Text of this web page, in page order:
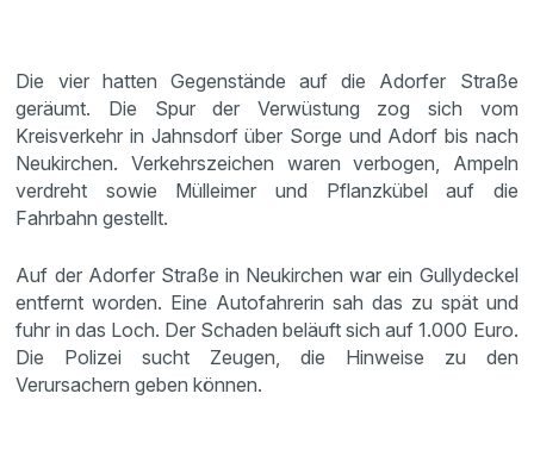
Die vier hatten Gegenstände auf die Adorfer Straße
geräumt. Die Spur der Verwüstung zog sich vom
Kreisverkehr in Jahnsdorf über Sorge und Adorf bis nach
Neukirchen. Verkehrszeichen waren verbogen, Ampeln
verdreht sowie Mülleimer und Pflanzkübel auf die
Fahrbahn gestellt.
Auf der Adorfer Straße in Neukirchen war ein Gullydeckel
entfernt worden. Eine Autofahrerin sah das zu spät und
fuhr in das Loch. Der Schaden beläuft sich auf 1.000 Euro.
Die Polizei sucht Zeugen, die Hinweise zu den
Verursachern geben können.